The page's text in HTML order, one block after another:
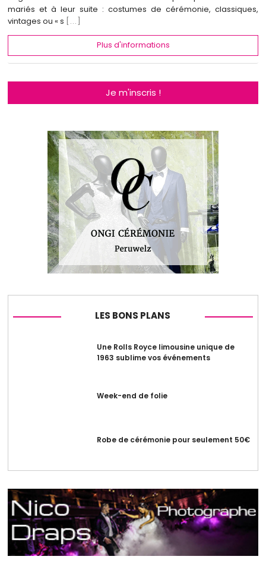
mariés et à leur suite : costumes de cérémonie, classiques,
vintages ou « s [...]
Plus d'informations
Je m'inscris !
LES BONS PLANS
Une Rolls Royce limousine unique de
1963 sublime vos événements
Week-end de folie
Robe de cérémonie pour seulement 50€